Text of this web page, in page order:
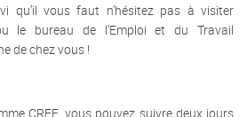
qu’il vous faut n’hésitez pas à visiter
le bureau de l’Emploi et du Travail
de chez vous !
CREE, vous pouvez suivre deux jours